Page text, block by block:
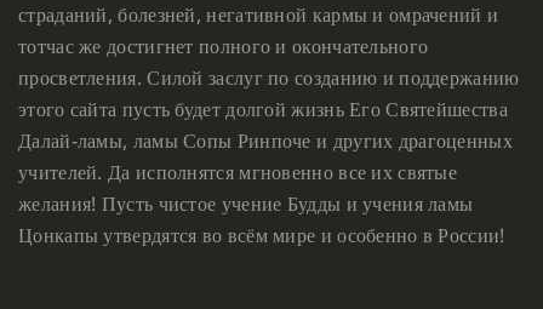
страданий, болезней, негативной кармы и омрачений и
тотчас же достигнет полного и окончательного
просветления. Силой заслуг по созданию и поддержанию
этого сайта пусть будет долгой жизнь Его Святейшества
Далай-ламы, ламы Сопы Ринпоче и других драгоценных
учителей. Да исполнятся мгновенно все их святые
желания! Пусть чистое учение Будды и учения ламы
Цонкапы утвердятся во всём мире и особенно в России!